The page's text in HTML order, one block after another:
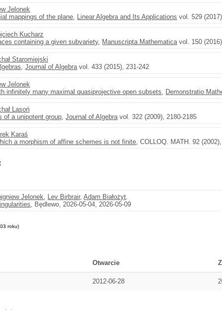
Jelonek
mappings of the plane, Linear Algebra and Its Applications vol. 529
Kucharz
containing a given subvariety, Manuscripta Mathematicavol. 150
Staromiejski
,Journal of Algebravol. 433 (2015), 231-242
Jelonek
infinitely many maximal quasiprojective open subsets, Demonstratio
Lasoń
of a unipotent group,Journal of Algebravol. 322 (2009), 2180-2185
Karaś
a morphism of affine schemes is not finite, COLLOQ. MATH. 92
Jelonek, Lev Birbrair,Adam Białożyt.
, Będlewo, 2026-05-04, 2026-05-09
roku)
Otwarcie
2012-06-28